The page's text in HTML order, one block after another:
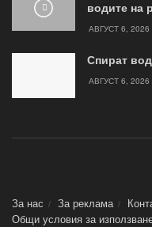
водите на
АВГУСТ 6, 2026
Спират
АВГУСТ 6, 2026
За нас За реклама
Общи условия за